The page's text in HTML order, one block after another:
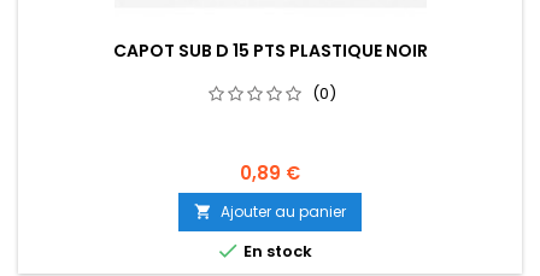
CAPOT SUB D 15 PTS PLASTIQUE NOIR
(0)
0,89 €
 Ajouter au panier
 En stock